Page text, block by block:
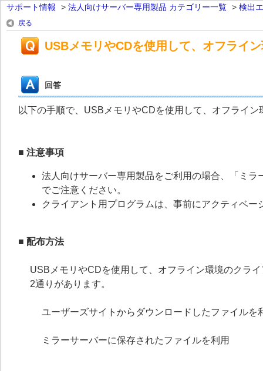
サポート情報 > 法人向けサーバー専用製品 カテゴリー一覧 > 検出
戻る
USBメモリやCDを使用して、オフライ
回答
以下の手順で、USBメモリやCDを使用して、オフライ
■ 注意事項
法人向けサーバー専用製品をご利用の場合、「ミ
でご注意ください。
クライアント用プログラムは、事前にアクティベ
■ 配布方法
USBメモリやCDを使用して、オフライン環境のクラ
2通りがあります。
ユーザーズサイトからダウンロードしたファイルを
ミラーサーバーに保存されたファイルを利用